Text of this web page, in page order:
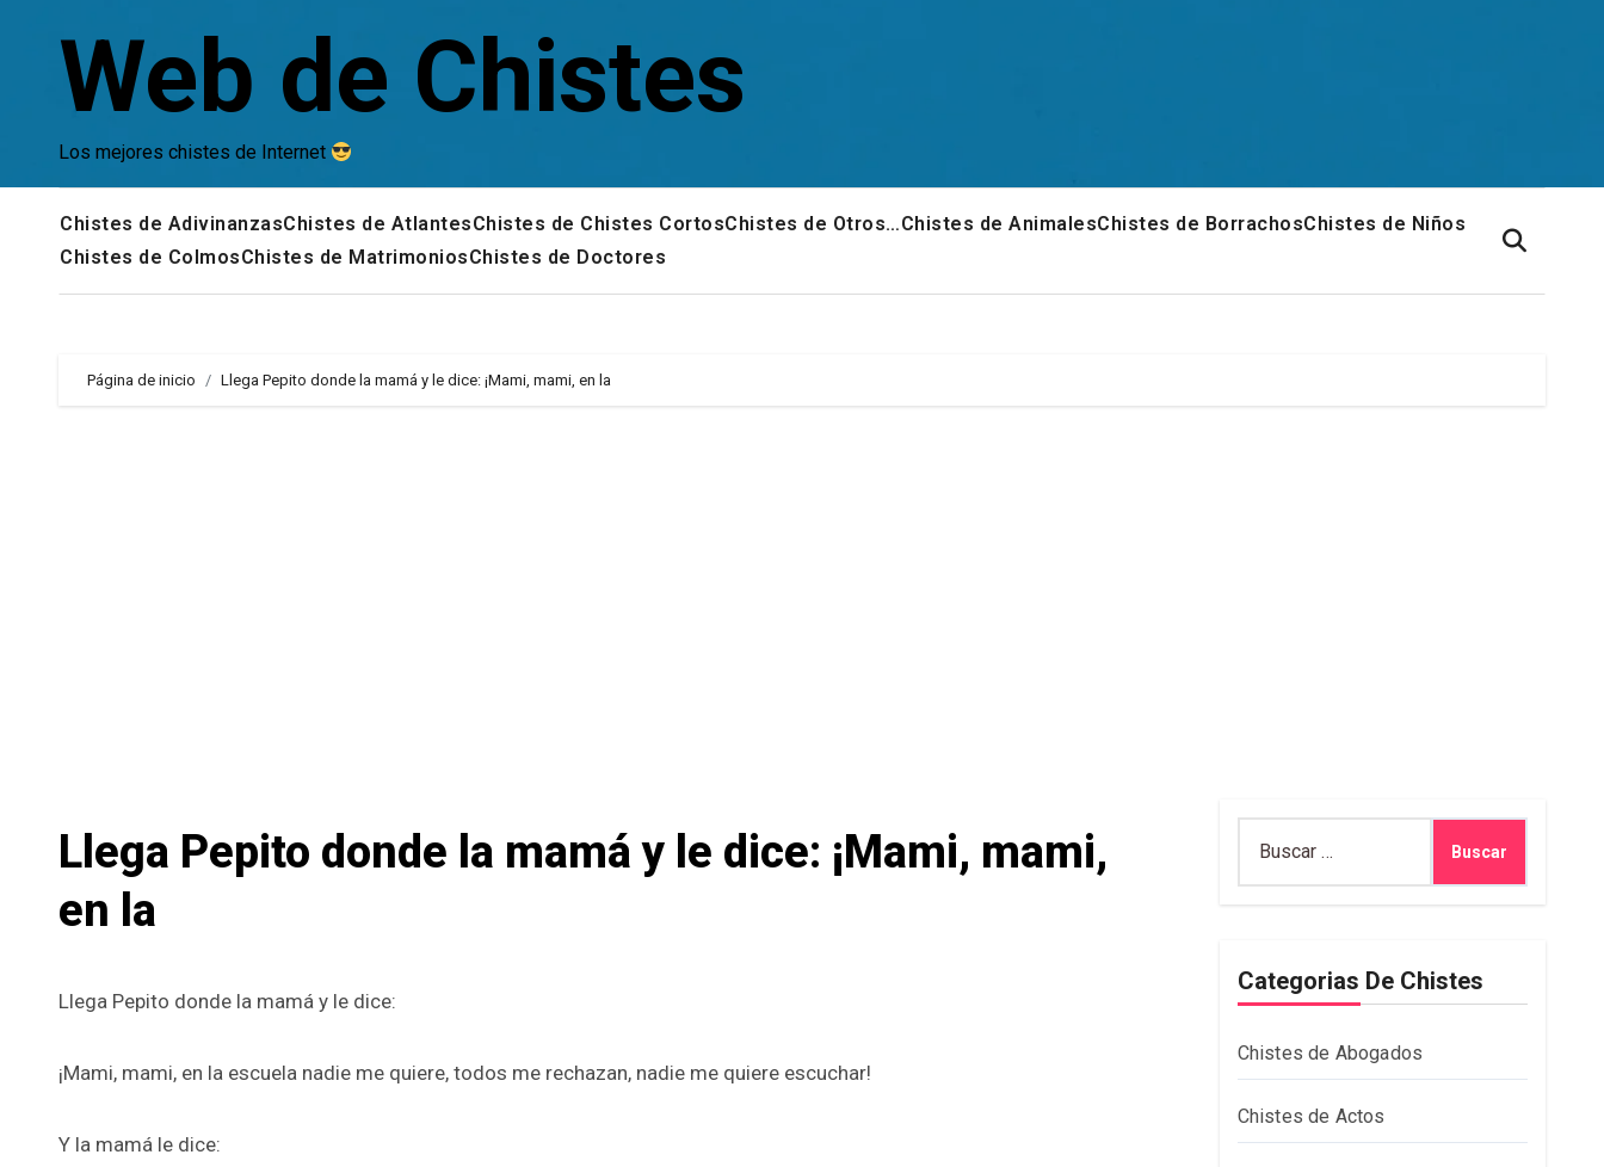
contenidoWeb de Chistes
Los mejores chistes de Internet
Chistes de AdivinanzasChistes de AtlantesChistes de Chistes CortosChistes de Otros…Chistes de AnimalesChistes de BorrachosChistes de Niños
Chistes de ColmosChistes de MatrimoniosChistes de Doctores
Página de inicio Llega Pepito donde la mamá y le dice: ¡Mami, mami, en la
Llega Pepito donde la mamá y le dice: ¡Mami, mami,
en la
Llega Pepito donde la mamá y le dice:
¡Mami, mami, en la escuela nadie me quiere, todos me rechazan, nadie me quiere escuchar!
Y la mamá le dice:
Categorias De Chistes
Chistes de Abogados
Chistes de Actos